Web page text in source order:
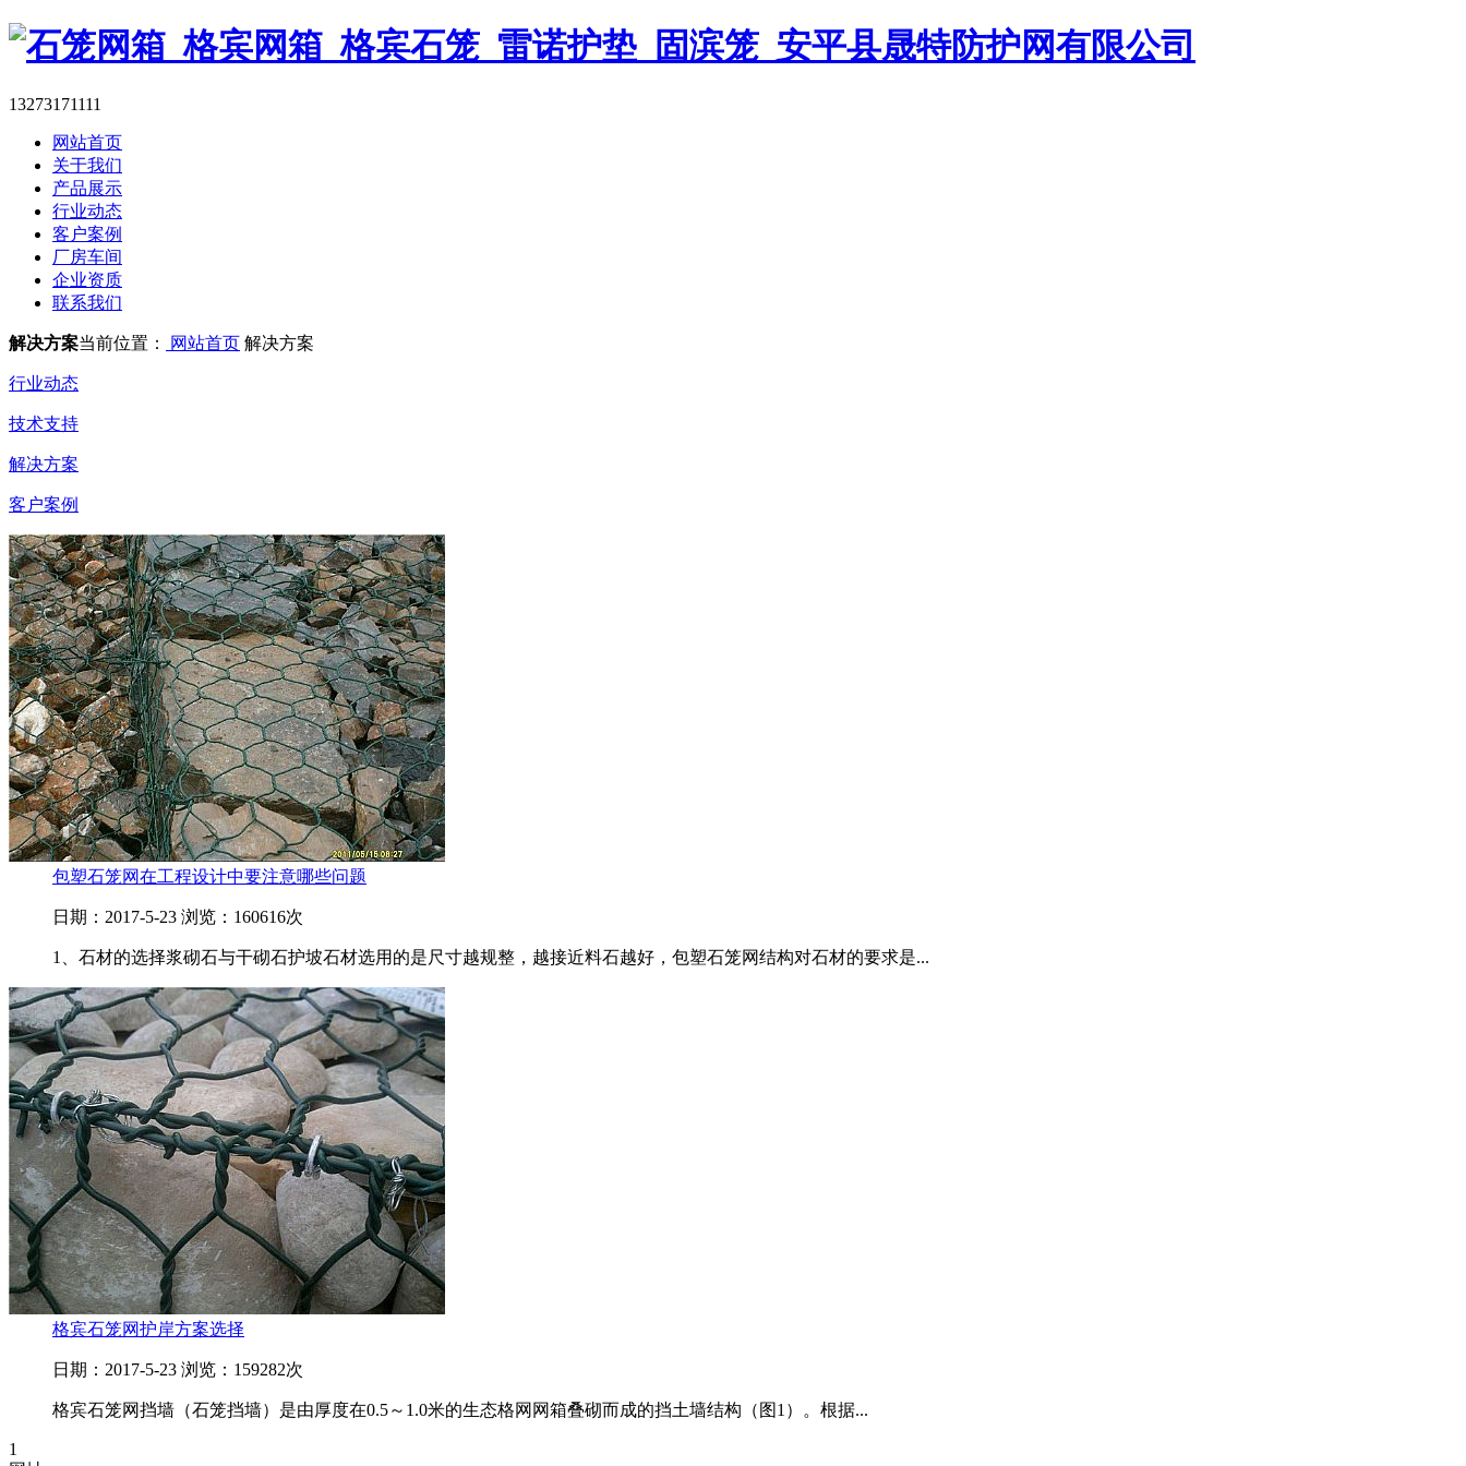
13273171111
网站首页
关于我们
产品展示
行业动态
客户案例
厂房车间
企业资质
联系我们
解决方案当前位置： 网站首页 解决方案
行业动态
技术支持
解决方案
客户案例
包塑石笼网在工程设计中要注意哪些问题
日期：2017-5-23 浏览：160616次
1、石材的选择浆砌石与干砌石护坡石材选用的是尺寸越规整，越接近料石越好，包塑石笼网结构对石材的要求是...
格宾石笼网护岸方案选择
日期：2017-5-23 浏览：159282次
格宾石笼网挡墙（石笼挡墙）是由厚度在0.5～1.0米的生态格网网箱叠砌而成的挡土墙结构（图1）。根据...
1